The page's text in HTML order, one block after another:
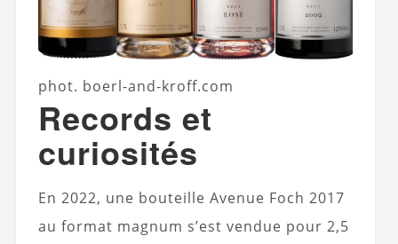
phot. boerl-and-kroff.com
Records et
curiosités
En 2022, une bouteille Avenue Foch 2017
au format magnum s’est vendue pour 2,5